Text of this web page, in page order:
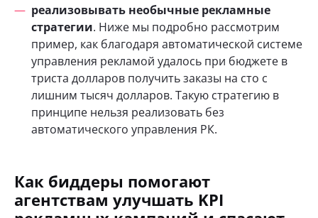
реализовывать необычные рекламные
стратегии. Ниже мы подробно рассмотрим
пример, как благодаря автоматической системе
управления рекламой удалось при бюджете в
триста долларов получить заказы на сто с
лишним тысяч долларов. Такую стратегию в
принципе нельзя реализовать без
автоматического управления РК.
Как биддеры помогают
агентствам улучшать KPI